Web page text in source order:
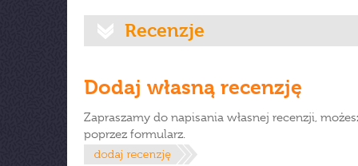
Recenzje
Dodaj własną recenzję
Zapraszamy do napisania własnej recenzji,
poprzez formularz.